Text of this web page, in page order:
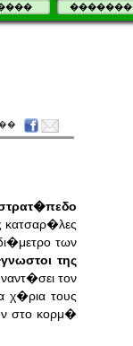
�������
κατσαρ�λες
των
της
τον
τους
στο κορμ�